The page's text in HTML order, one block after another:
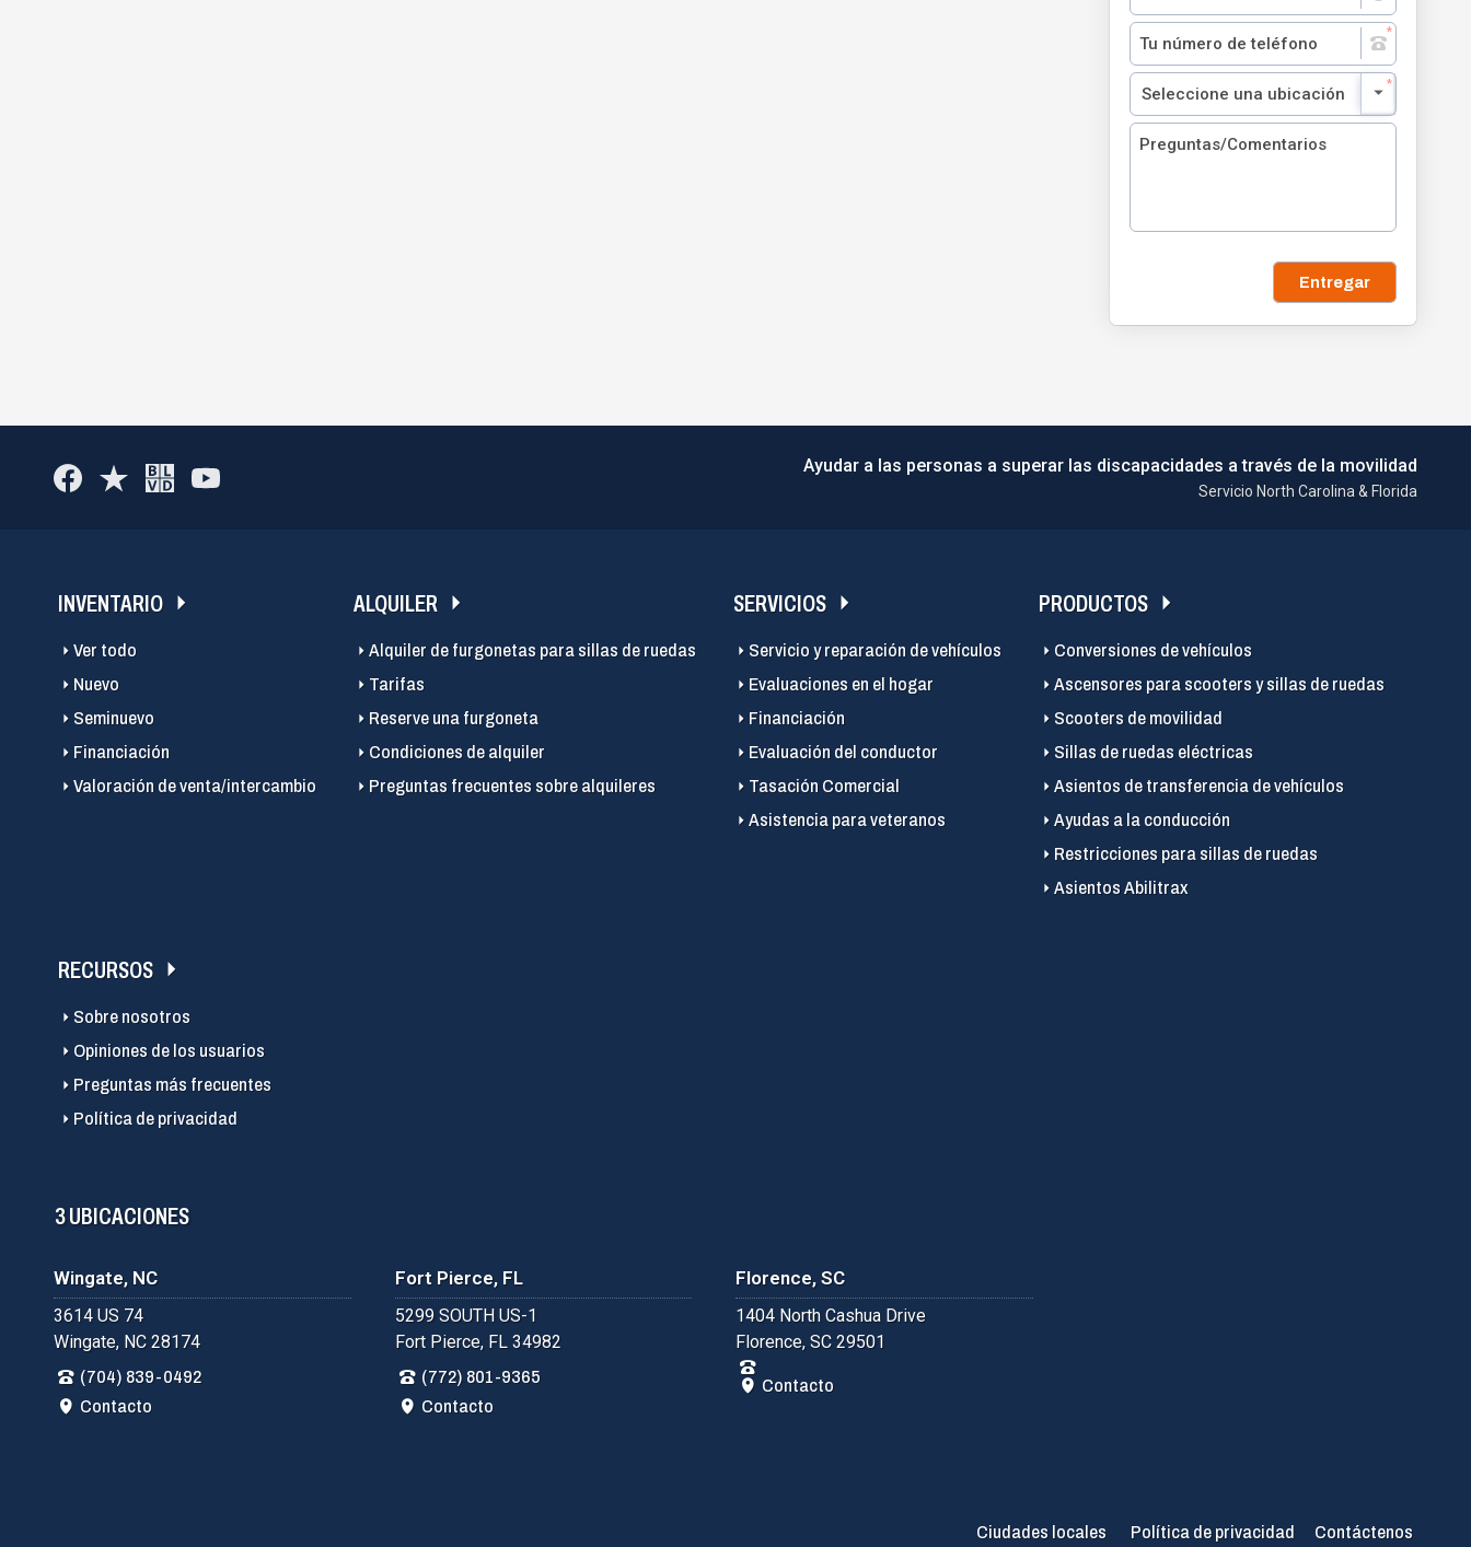
Entregar
Ayudar a las personas a superar las discapacidades a través de la movilidad
Servicio North Carolina & Florida
INVENTARIO
Ver todo
Nuevo
Seminuevo
Financiación
Valoración de venta/intercambio
ALQUILER
Alquiler de furgonetas para sillas de ruedas
Tarifas
Reserve una furgoneta
Condiciones de alquiler
Preguntas frecuentes sobre alquileres
SERVICIOS
Servicio y reparación de vehículos
Evaluaciones en el hogar
Financiación
Evaluación del conductor
Tasación Comercial
Asistencia para veteranos
PRODUCTOS
Conversiones de vehículos
Ascensores para scooters y sillas de ruedas
Scooters de movilidad
Sillas de ruedas eléctricas
Asientos de transferencia de vehículos
Ayudas a la conducción
Restricciones para sillas de ruedas
Asientos Abilitrax
RECURSOS
Sobre nosotros
Opiniones de los usuarios
Preguntas más frecuentes
Política de privacidad
3 UBICACIONES
Wingate, NC
3614 US 74
Wingate, NC 28174
(704) 839-0492
Contacto
Fort Pierce, FL
5299 SOUTH US-1
Fort Pierce, FL 34982
(772) 801-9365
Contacto
Florence, SC
1404 North Cashua Drive
Florence, SC 29501
Contacto
Ciudades locales Política de privacidad Contáctenos